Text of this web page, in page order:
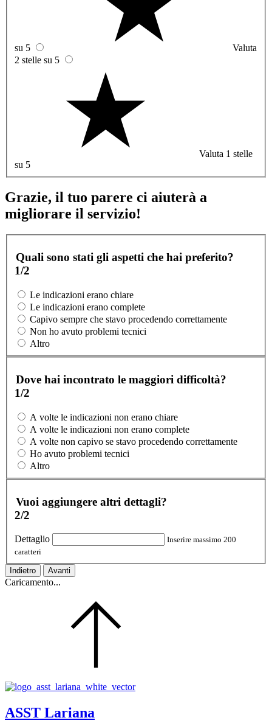
su 5
Valuta
2 stelle su 5
Valuta 1 stelle
su 5
Grazie, il tuo parere ci aiuterà a
migliorare il servizio!
Quali sono stati gli aspetti che hai preferito?
1/2
Le indicazioni erano chiare
Le indicazioni erano complete
Capivo sempre che stavo procedendo correttamente
Non ho avuto problemi tecnici
Altro
Dove hai incontrato le maggiori difficoltà?
1/2
A volte le indicazioni non erano chiare
A volte le indicazioni non erano complete
A volte non capivo se stavo procedendo correttamente
Ho avuto problemi tecnici
Altro
Vuoi aggiungere altri dettagli?
2/2
Dettaglio
Inserire massimo 200
caratteri
Indietro Avanti
Caricamento...
ASST Lariana